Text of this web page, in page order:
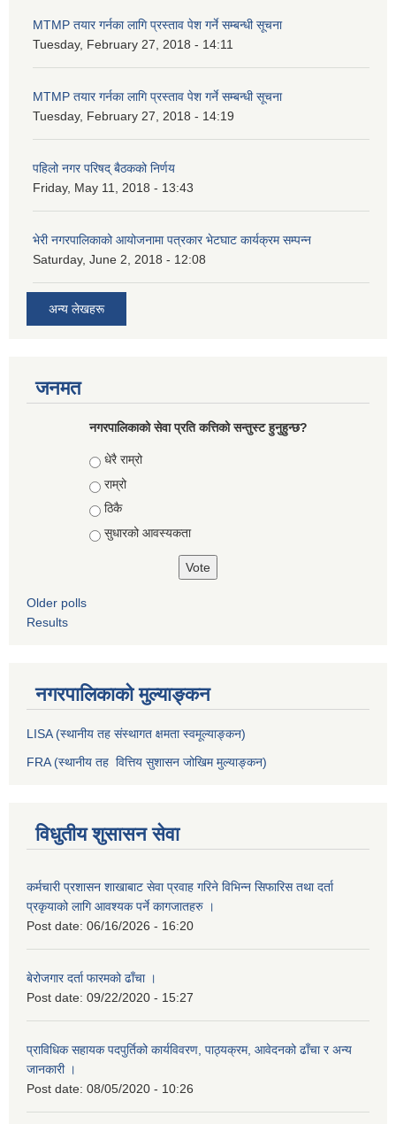
MTMP तयार गर्नका लागि प्रस्ताव पेश गर्ने सम्बन्धी सूचना
Tuesday, February 27, 2018 - 14:11
MTMP तयार गर्नका लागि प्रस्ताव पेश गर्ने सम्बन्धी सूचना
Tuesday, February 27, 2018 - 14:19
पहिलो नगर परिषद् बैठकको निर्णय
Friday, May 11, 2018 - 13:43
भेरी नगरपालिकाको आयोजनामा पत्रकार भेटघाट कार्यक्रम सम्पन्न
Saturday, June 2, 2018 - 12:08
अन्य लेखहरू
जनमत
नगरपालिकाको सेवा प्रति कत्तिको सन्तुस्ट हुनुहुन्छ?
Choices
धेरै राम्रो
राम्रो
ठिकै
सुधारको आवस्यकता
Older polls
Results
नगरपालिकाको मुल्याङ्कन
LISA (स्थानीय तह संस्थागत क्षमता स्वमूल्याङ्कन)
FRA (स्थानीय तह वित्तिय सुशासन जोखिम मुल्याङ्कन)
विधुतीय शुसासन सेवा
कर्मचारी प्रशासन शाखाबाट सेवा प्रवाह गरिने विभिन्न सिफारिस तथा दर्ता
प्रकृयाको लागि आवश्यक पर्ने कागजातहरु ।
Post date: 06/16/2026 - 16:20
बेरोजगार दर्ता फारमको ढाँचा ।
Post date: 09/22/2020 - 15:27
प्राविधिक सहायक पदपुर्तिको कार्यविवरण, पाठ्यक्रम, आवेदनको ढाँचा र अन्य
जानकारी ।
Post date: 08/05/2020 - 10:26